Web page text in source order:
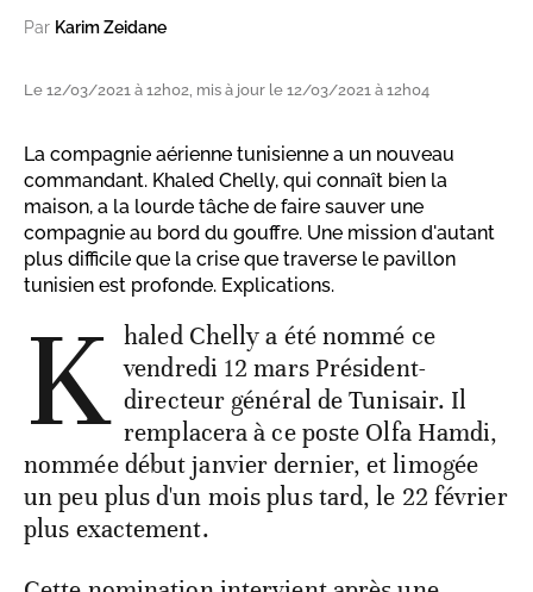
Par Karim Zeidane
Le 12/03/2021 à 12h02, mis à jour le 12/03/2021 à 12h04
La compagnie aérienne tunisienne a un nouveau
commandant. Khaled Chelly, qui connaît bien la
maison, a la lourde tâche de faire sauver une
compagnie au bord du gouffre. Une mission d'autant
plus difficile que la crise que traverse le pavillon
tunisien est profonde. Explications.
K haled Chelly a été nommé ce
vendredi 12 mars Président-
directeur général de Tunisair. Il
remplacera à ce poste Olfa Hamdi,
nommée début janvier dernier, et limogée
un peu plus d'un mois plus tard, le 22 février
plus exactement.